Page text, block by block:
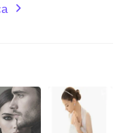
expand_more